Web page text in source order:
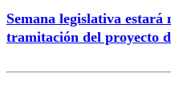
Semana legislativa
tramitación del proyecto